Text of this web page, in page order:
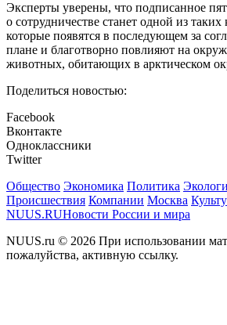
Эксперты уверены, что подписанное
о сотрудничестве станет одной из
которые появятся в последующем за
плане и благотворно повлияют на
животных, обитающих в арктическом
Поделиться новостью:
Facebook
Вконтакте
Одноклассники
Twitter
Общество Экономика Политика
Происшествия Компании Москва
NUUS.RUНовости России и мира
NUUS.ru © 2026 При использовании
пожалуйства, активную ссылку.